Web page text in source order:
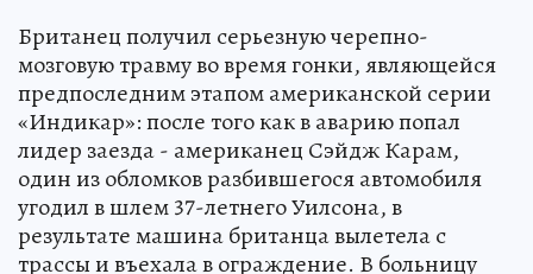
Британец получил серьезную черепно-
мозговую травму во время гонки, являющейся
предпоследним этапом американской серии
«Индикар»: после того как в аварию попал
лидер заезда - американец Сэйдж Карам,
один из обломков разбившегося автомобиля
угодил в шлем 37-летнего Уилсона, в
результате машина британца вылетела с
трассы и въехала в ограждение. В больницу